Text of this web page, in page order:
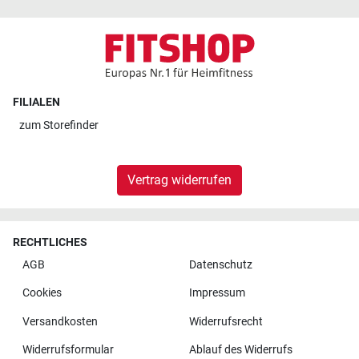
FILIALEN
zumStorefinder
Vertrag widerrufen
RECHTLICHES
AGB
Datenschutz
Cookies Impressum
Versandkosten Widerrufsrecht
Widerrufsformular Ablauf des Widerrufs